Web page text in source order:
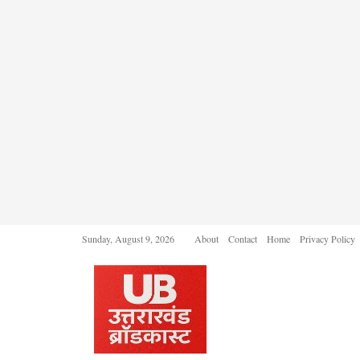
Sunday, August 9, 2026 About Contact Home Privacy Policy